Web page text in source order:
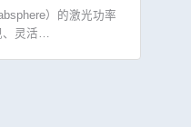
）的激光功率
灵活…